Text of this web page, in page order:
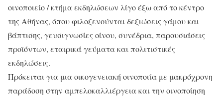
οινοποιείο / κτήμα εκδηλώσεων λίγο έξω από το κέντρο
της Αθήνας, όπου φιλοξενούνται δεξιώσεις γάμου και
βάπτισης, γευσιγνωσίες οίνου, συνέδρια, παρουσιάσεις
προϊόντων, εταιρικά γεύματα και πολιτιστικές
εκδηλώσεις.
Πρόκειται για μια οικογενειακή οινοποιία με μακρόχρονη
παράδοση στην αμπελοκαλλιέργεια και την οινοποίηση